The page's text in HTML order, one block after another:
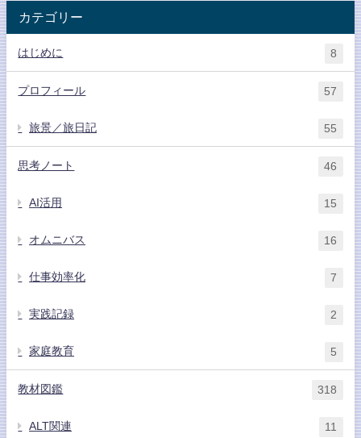
カテゴリー
はじめに 8
プロフィール 57
旅景／旅日記 55
思考ノート 46
AI活用 15
オムニバス 16
仕事効率化 7
実践記録 2
家庭教育 5
教材図鑑 318
ALT関連 11